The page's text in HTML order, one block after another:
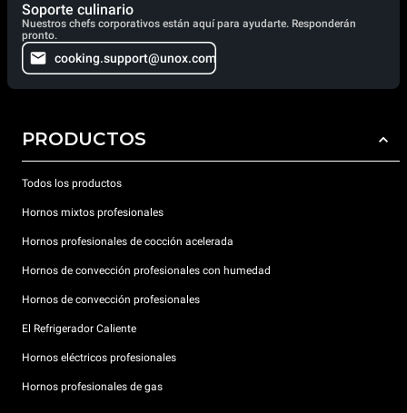
Soporte culinario
Nuestros chefs corporativos están aquí para ayudarte. Responderán
pronto.
cooking.support@unox.com
PRODUCTOS
Todos los productos
Hornos mixtos profesionales
Hornos profesionales de cocción acelerada
Hornos de convección profesionales con humedad
Hornos de convección profesionales
El Refrigerador Caliente
Hornos eléctricos profesionales
Hornos profesionales de gas